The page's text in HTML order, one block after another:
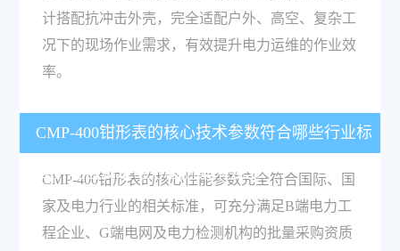
计搭配抗冲击外壳，完全适配户外、高空、复杂工
况下的现场作业需求，有效提升电力运维的作业效
率。
CMP-400钳形表的核心技术参数符合哪些行业标
准，能否满足电力检测集采要求？
CMP-400钳形表的核心性能参数完全符合国际、国
家及电力行业的相关标准，可充分满足B端电力工
程企业、G端电网及电力检测机构的批量采购资质